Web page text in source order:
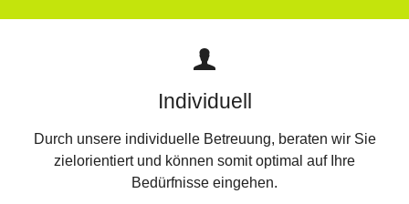
Individuell
Durch unsere individuelle Betreuung, beraten wir Sie
zielorientiert und können somit optimal auf Ihre
Bedürfnisse eingehen.